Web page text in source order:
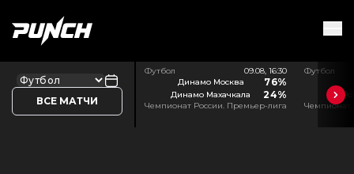
ВСЕ МАТЧИ
Футбол
09.08, 16:30
Динамо Москва
76%
Динамо Махачкала 24%
Чемпионат России. Премьер-лига
Футбол
Чемпионат